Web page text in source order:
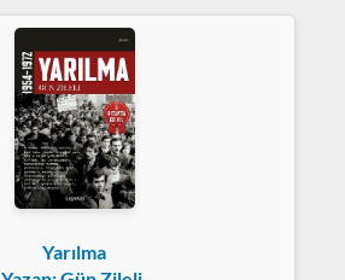
Yarılma